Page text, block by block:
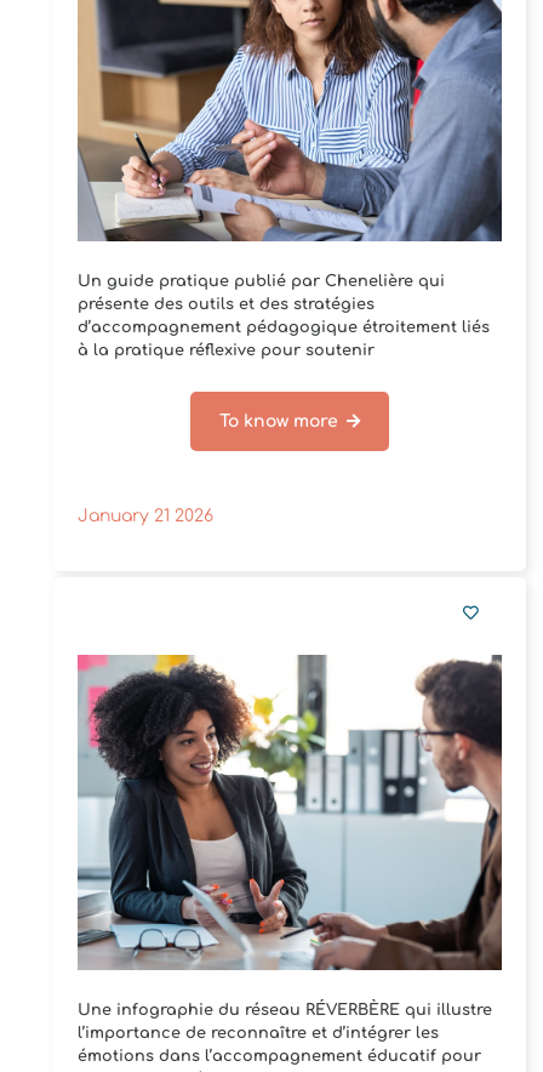
Un guide pratique publié par Chenelière qui
présente des outils et des stratégies
d’accompagnement pédagogique étroitement liés
à la pratique réflexive pour soutenir
To know more
January 21 2026
Une infographie du réseau RÉVERBÈRE qui illustre
l’importance de reconnaître et d’intégrer les
émotions dans l’accompagnement éducatif pour